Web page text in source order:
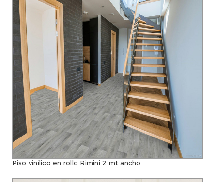
Piso vinílico en rollo Rimini 2 mt ancho